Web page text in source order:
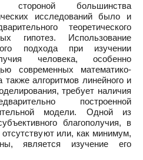
большинства
исследований было и
теоретического
гипотез. Использование
подхода при изучении
человека, особенно
современных математико-
также алгоритмов линейного и
требует наличия
построенной
модели. Одной из
благополучия, в
или, как минимум,
является изучение его